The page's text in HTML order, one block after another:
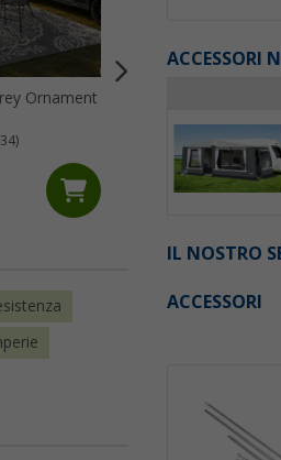
ACCESSORI
IL NOSTRO
ACCESSORI
Ornament
Stuoia Berger
(24)
99€